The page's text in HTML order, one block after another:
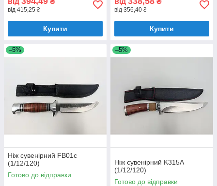
від 415,25 ₴
Купити
від 356,40 ₴
Купити
–5%
Ніж сувенірний FB01c
(1/12/120)
Готово до відправки
–5%
Ніж сувенірний K315A
(1/12/120)
Готово до відправки